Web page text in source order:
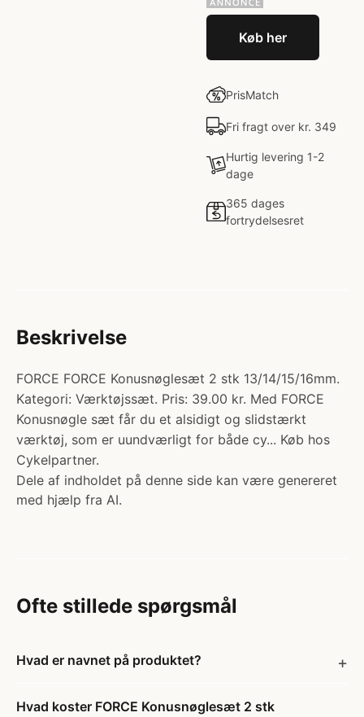
Køb her
PrisMatch
Fri fragt over kr. 349
Hurtig levering 1-2
dage
365 dages
fortrydelsesret
Beskrivelse
FORCE FORCE Konusnøglesæt 2 stk 13/14/15/16mm.
Kategori: Værktøjssæt. Pris: 39.00 kr. Med FORCE
Konusnøgle sæt får du et alsidigt og slidstærkt
værktøj, som er uundværligt for både cy... Køb hos
Cykelpartner.
Dele af indholdet på denne side kan være genereret
med hjælp fra AI.
Ofte stillede spørgsmål
Hvad er navnet på produktet?
Hvad koster FORCE Konusnøglesæt 2 stk